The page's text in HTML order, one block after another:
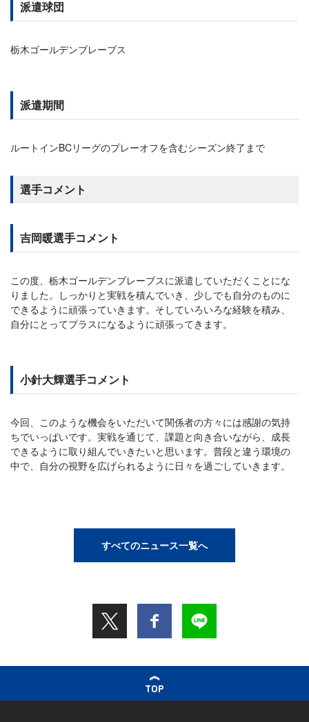
派遣球団
栃木ゴールデンブレーブス
派遣期間
ルートインBCリーグのプレーオフを含むシーズン終了まで
選手コメント
吉岡暖選手コメント
この度、栃木ゴールデンブレーブスに派遣していただくことにな
りました。しっかりと実戦を積んでいき、少しでも自分のものに
できるように頑張っていきます。そしていろいろな経験を積み、
自分にとってプラスになるように頑張ってきます。
小針大輝選手コメント
今回、このような機会をいただいて関係者の方々には感謝の気持
ちでいっぱいです。実戦を通じて、課題と向き合いながら、成長
できるように取り組んでいきたいと思います。普段と違う環境の
中で、自分の視野を広げられるように日々を過ごしていきます。
すべてのニュース一覧へ
TOP